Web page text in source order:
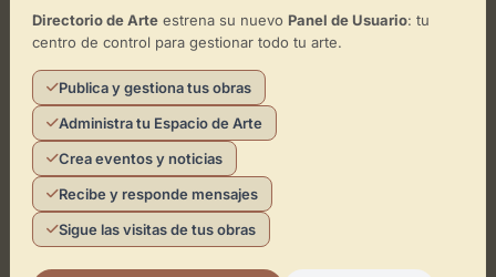
Toledo
Teatro
Directorio de Arteestrena su nuevo Panel de Usuario: tu
centro de control para gestionar todo tu arte.
Publica y gestiona tus obras
Administra tu Espacio de Arte
Crea eventos y noticias
Recibe y responde mensajes
Sigue las visitas de tus obras